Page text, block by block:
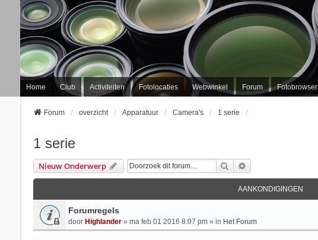
Home Club Activiteiten Fotolocaties Webwinkel Forum Fotobrowser
Forum overzicht Apparatuur Camera's 1 serie
1 serie
Nieuw Onderwerp Zoek
AANKONDIGINGEN
Forumregels
door Highlander» ma feb 01 2016 8:07 pm » in Het Forum